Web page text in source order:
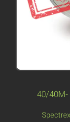
دتکتور شعله اسپکترکس Multi IR مدل 40/40M-